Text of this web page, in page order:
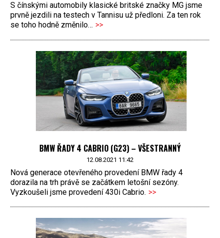
S čínskými automobily klasické britské značky MG jsme
prvně jezdili na testech v Tannisu už předloni. Za ten rok
se toho hodně změnilo… >>
BMW ŘADY 4 CABRIO (G23) – VŠESTRANNÝ
12.08.2021 11:42
Nová generace otevřeného provedení BMW řady 4
dorazila na trh právě se začátkem letošní sezóny.
Vyzkoušeli jsme provedení 430i Cabrio. >>